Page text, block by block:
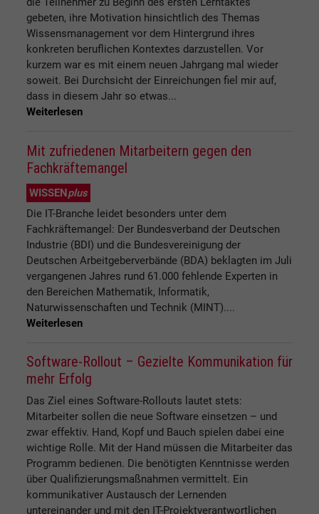
gebeten, ihre Motivation hinsichtlich des Themas
Wissensmanagement vor dem Hintergrund ihres
konkreten beruflichen Kontextes darzustellen. Vor
kurzem war es mit einem neuen Jahrgang mal wieder
soweit. Bei Durchsicht der Einreichungen fiel mir auf,
dass in diesem Jahr so etwas...
Weiterlesen
Mit zufriedenen Mitarbeitern gegen den
Fachkräftemangel
WISSENplus
Die IT-Branche leidet besonders unter dem
Fachkräftemangel: Der Bundesverband der Deutschen
Industrie (BDI) und die Bundesvereinigung der
Deutschen Arbeitgeberverbände (BDA) beklagten im Juli
vergangenen Jahres rund 61.000 fehlende Experten in
den Bereichen Mathematik, Informatik,
Naturwissenschaften und Technik (MINT)....
Weiterlesen
Software-Rollout – Gezielte Kommunikation für
mehr Erfolg
Das Ziel eines Software-Rollouts lautet stets:
Mitarbeiter sollen die neue Software einsetzen – und
zwar effektiv. Hand, Kopf und Bauch spielen dabei eine
wichtige Rolle. Mit der Hand müssen die Mitarbeiter das
Programm bedienen. Die benötigten Kenntnisse werden
über Qualifizierungsmaßnahmen vermittelt. Ein
kommunikativer Austausch der Lernenden
untereinander und mit den IT-Projektverantwortlichen